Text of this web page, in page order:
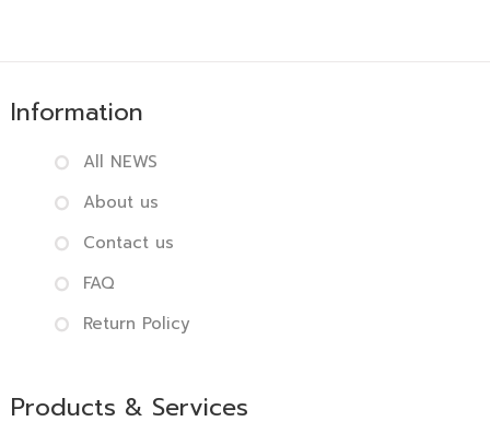
Information
All NEWS
About us
Contact us
FAQ
Return Policy
Products & Services